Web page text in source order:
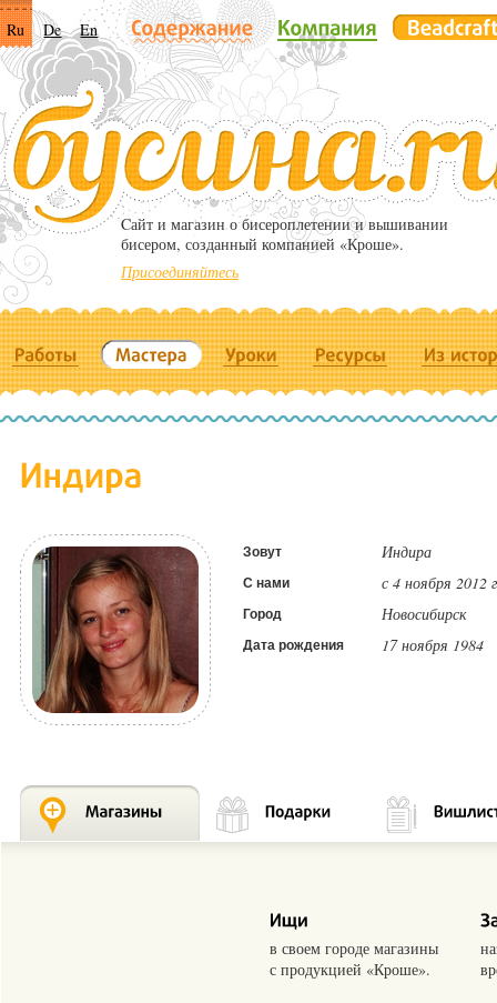
Ru De En
Cайт и магазин о бисероплетении и вышивании
бисером, созданный компанией «Кроше».
Присоединяйтесь
Зовут Индира
С нами с 4 ноября 2012
Город Новосибирск
Дата рождения 17 ноября 1984
в своем городе магазины
с продукцией «Кроше».